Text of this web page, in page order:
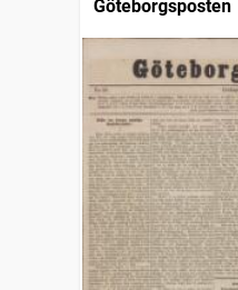
Göteborgsposten